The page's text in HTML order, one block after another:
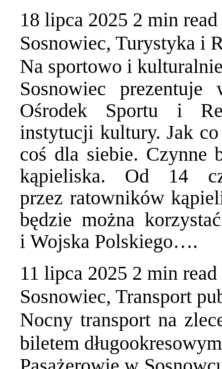
18 lipca 2025 2 min read
Sosnowiec, Turystyka i
Na sportowo i
Sosnowiec
Ośrodek Sportu i
instytucji kultury. Jak
coś dla siebie. Czynne
kąpieliska. Od 14
przez ratowników
będzie można
i Wojska Polskiego….
11 lipca 2025 2 min read
Sosnowiec, Transport
Nocny transport na
biletem